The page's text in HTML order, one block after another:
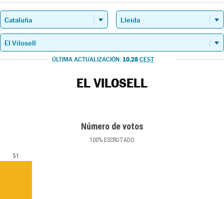
ÚLTIMA ACTUALIZACIÓN: 10.28 CEST
EL VILOSELL
Número de votos
100% ESCRUTADO
51